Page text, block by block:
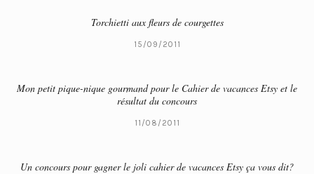
Torchietti aux fleurs de courgettes
15/09/2011
Mon petit pique-nique gourmand pour le Cahier de vacances Etsy et le
résultat du concours
11/08/2011
Un concours pour gagner le joli cahier de vacances Etsy ça vous dit?